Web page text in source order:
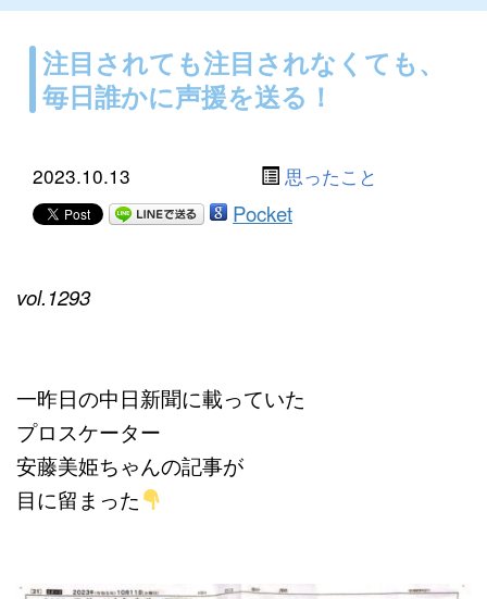
注目されても注目されなくても、
毎日誰かに声援を送る！
2023.10.13 思ったこと
Pocket
vol.1293
一昨日の中日新聞に載っていた
プロスケーター
安藤美姫ちゃんの記事が
目に留まった